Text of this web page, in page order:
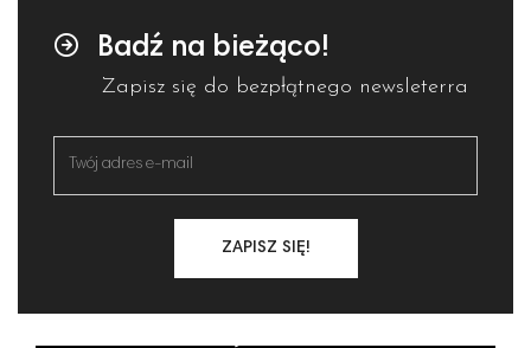
Badź na bieżąco!
Zapisz się do bezpłątnego newsleterra
ZAPISZ SIĘ!